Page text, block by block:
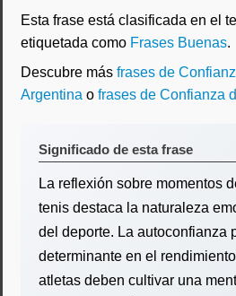
Esta frase está clasificada en el
etiquetada como Frases Buenas.
Descubre más frases de
Argentina o frases de Confianza
Significado de esta frase
La reflexión sobre momentos
tenis destaca la naturaleza
del deporte. La autoconfianza
determinante en el
atletas deben cultivar una